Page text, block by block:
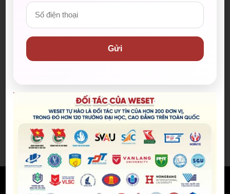
WE SHARE: Ước mơ lớn từ một
góc học tập nhỏ của nữ sinh
21/07/2026
Người phụ nữ giữ trọn lời hẹn
gần 60 năm được công nhận là
vợ liệt sĩ
20/07/2026
© BẢN QUYỀN THUỘC VỀ WESET ENGLISH CENTER
Gửi